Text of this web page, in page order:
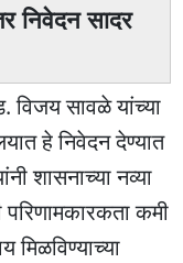
निवेदन सादर
विजय सावळे यांच्या
हे निवेदन देण्यात
शासनाच्या नव्या
परिणामकारकता कमी
मिळविण्याच्या